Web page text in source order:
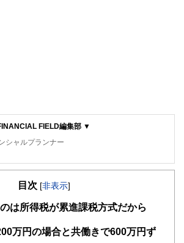
FIELD編集部 ▼
シャルプランナー
編集部は、金融、経済に関する記事を、日々
方でも理解できるようわかりやすく発信していま
に「お金や暮らし」に関する書籍・雑誌の編集経
され、企画立案から記事掲載まですべての工程に
目次 [非表示]
は所得税が累進課税方式だから
万円の場合と共働きで600万円ず